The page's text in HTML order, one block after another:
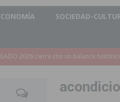
SOCIEDAD-
Montesinos refuerza su apoyo a la